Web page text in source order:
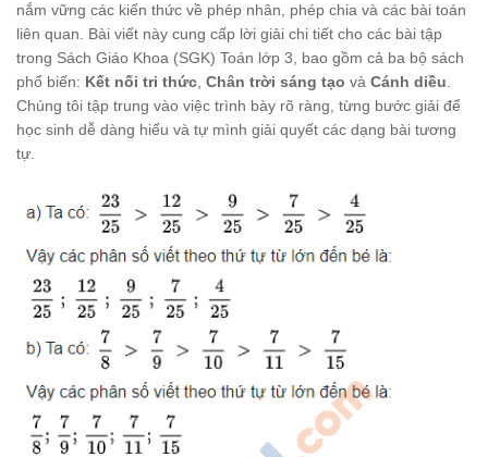
nắm vững các kiến thức về phép nhân, phép chia và các bài toán
liên quan. Bài viết này cung cấp lời giải chi tiết cho các bài tập
trong Sách Giáo Khoa (SGK) Toán lớp 3, bao gồm cả ba bộ sách
phổ biến: Kết nối tri thức, Chân trời sáng tạo và Cánh diều.
Chúng tôi tập trung vào việc trình bày rõ ràng, từng bước giải để
học sinh dễ dàng hiểu và tự mình giải quyết các dạng bài tương
tự.